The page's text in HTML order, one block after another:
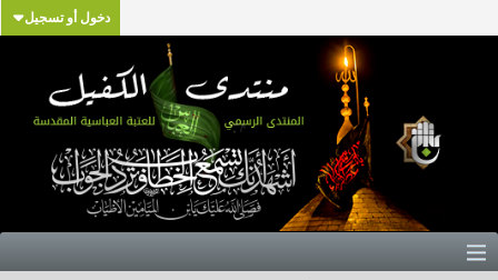
دخول أو تسجيل